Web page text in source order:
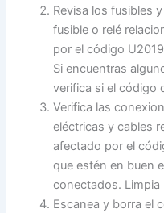
Revisa los fusibles
fusible o relé
por el código
Si encuentras
verifica si el código
Verifica las
eléctricas y cables
afectado por el
que estén en buen
conectados.
Escanea y borra el